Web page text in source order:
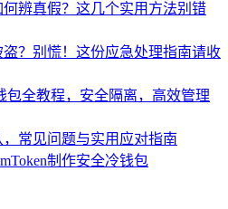
何辨真假？这几个实用方法别错
盗？别慌！这份应急处理指南请收
包全教程，安全隔离，高效管理
，常见问题与实用应对指南
制作安全冷钱包